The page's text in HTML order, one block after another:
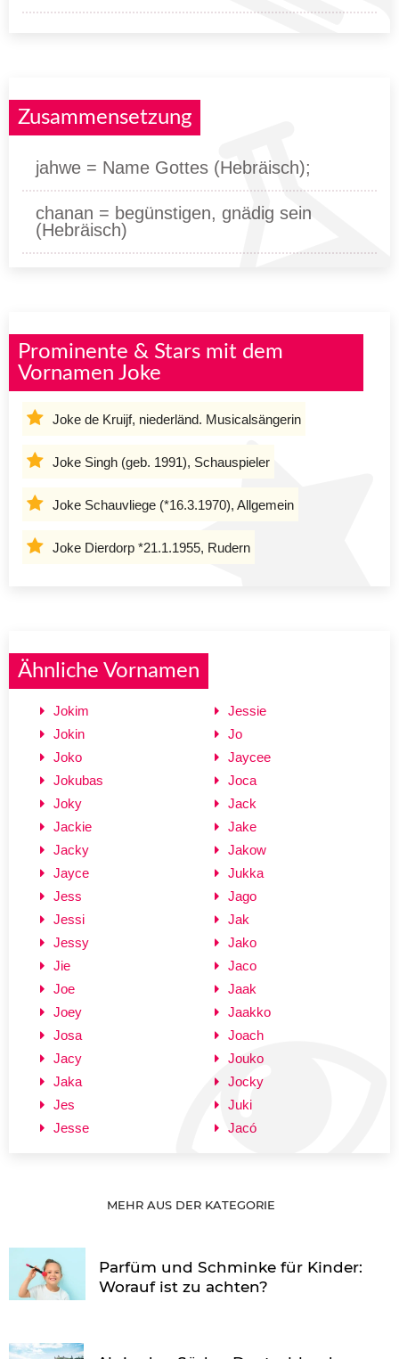
Zusammensetzung
jahwe = Name Gottes (Hebräisch);
chanan = begünstigen, gnädig sein
(Hebräisch)
Prominente & Stars mit dem
Vornamen Joke
Joke de Kruijf, niederländ. Musicalsängerin
Joke Singh (geb. 1991), Schauspieler
Joke Schauvliege (*16.3.1970), Allgemein
Joke Dierdorp *21.1.1955, Rudern
Ähnliche Vornamen
Jokim
Jokin
Joko
Jokubas
Joky
Jackie
Jacky
Jayce
Jess
Jessi
Jessy
Jie
Joe
Joey
Josa
Jacy
Jaka
Jes
Jesse
Jessie
Jo
Jaycee
Joca
Jack
Jake
Jakow
Jukka
Jago
Jak
Jako
Jaco
Jaak
Jaakko
Joach
Jouko
Jocky
Juki
Jacó
MEHR AUS DER KATEGORIE
Parfüm und Schminke für Kinder:
Worauf ist zu achten?